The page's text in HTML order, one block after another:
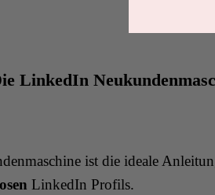
LinkedIn
ist die ideale
LinkedIn Profils.